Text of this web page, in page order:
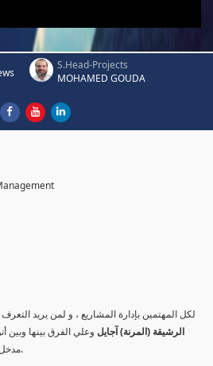
S.Head-Projects
MOHAMED GOUDA
لكل المهتمين بإدارة المشاريع ، و لمن يريد
الرشيقة (المرنة) آجايل وعلي الفرق بينها وبين
مدخل جيد لهذا الفرع من إدارة المشاريع.